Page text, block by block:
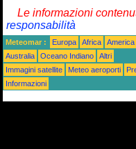
Le informazioni
responsabilità
Meteomar : Europa Africa
Australia
Oceano Indiano
Altri
Immagini satellite
Meteo aeroporti
Informazioni